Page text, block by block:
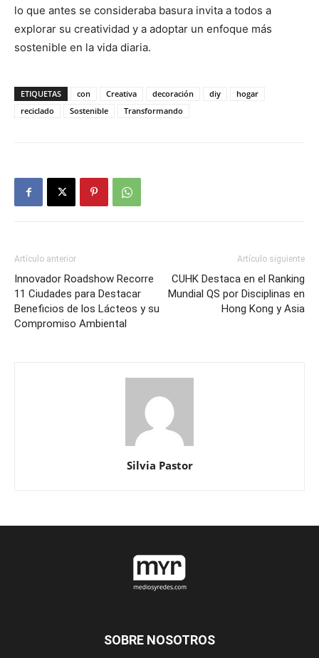
lo que antes se consideraba basura invita a todos a
explorar su creatividad y a adoptar un enfoque más
sostenible en la vida diaria.
ETIQUETAS con Creativa decoración diy
hogar
reciclado
Sostenible Transformando
Artículo anterior
Innovador Roadshow Recorre
11 Ciudades para Destacar
Beneficios de los Lácteos y su
Compromiso Ambiental
Artículo siguiente
CUHK Destaca en el Ranking
Mundial QS por Disciplinas en
Hong Kong y Asia
Silvia Pastor
SOBRE NOSOTROS